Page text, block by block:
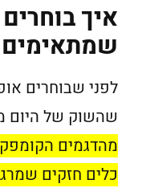
איך
שמתאימים
לפני שבוחרים
שהשוק של היום
מהדגמים
כלים חזקים